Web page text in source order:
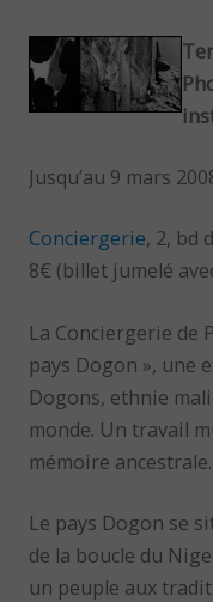
Jusqu’au 9 mars
Conciergerie, 2, bd
8€ (billet jumelé
La Conciergerie de
pays Dogon », une
Dogons, ethnie
monde. Un travail
mémoire ancestrale.
Le pays Dogon se
de la boucle du
un peuple aux